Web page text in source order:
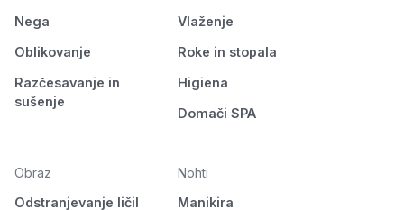
Nega
Oblikovanje
Razčesavanje in
sušenje
Vlaženje
Roke in stopala
Higiena
Domači SPA
Obraz
Odstranjevanje ličil
Nohti
Manikira